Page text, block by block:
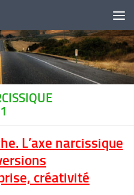
L’axe narcissique
créativité